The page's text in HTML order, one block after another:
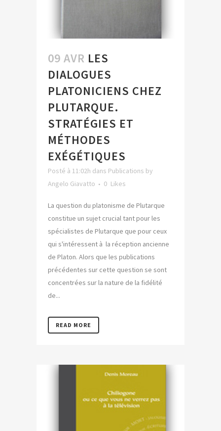
09 AVR LES
DIALOGUES
PLATONICIENS CHEZ
PLUTARQUE.
STRATÉGIES ET
MÉTHODES
EXÉGÉTIQUES
Posté à 11:02h dans Publications by
Angelo Giavatto
0 Likes
La question du platonisme de Plutarque
constitue un sujet crucial tant pour les
spécialistes de Plutarque que pour ceux
qui s'intéressent à la réception ancienne
de Platon. Alors que les publications
précédentes sur cette question se sont
concentrées sur la nature de la fidélité
de...
READ MORE